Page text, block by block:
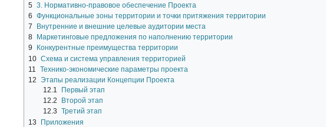
5 3. Нормативно-правовое обеспечение Проекта
6 Функциональные зоны территории и точки притяжения территории
7
Внутренние и внешние целевые аудитории места
8
Маркетинговые предложения по наполнению территории
9
Конкурентные преимущества территории
10 Схема и система управления территорией
11
Технико-экономические параметры проекта
12 Этапы реализации Концепции Проекта
12.1
Первый этап
12.2
Второй этап
12.3 Третий этап
13
Приложения